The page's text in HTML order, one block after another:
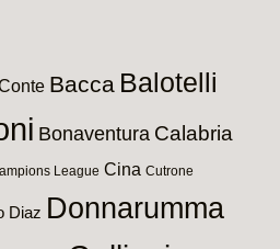
Bacca Balotelli
Bonaventura Calabria
League Cina Cutrone
Diaz Donnarumma